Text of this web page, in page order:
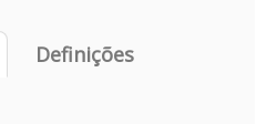
Definições